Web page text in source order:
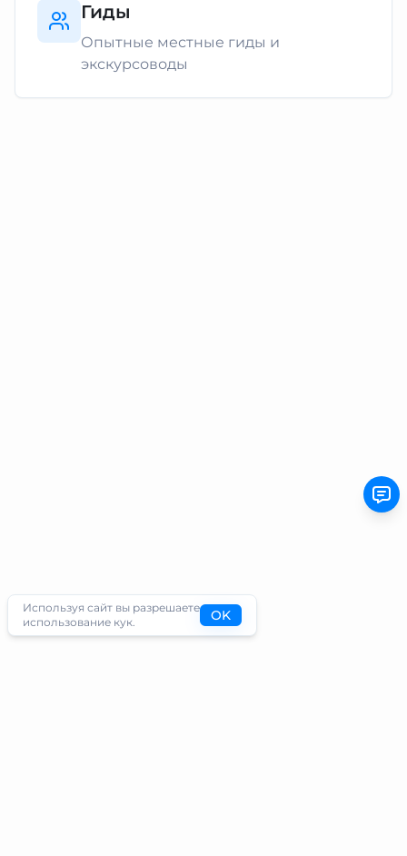
Гиды
Опытные местные гиды и
экскурсоводы
Используя сайт вы разрешаете
использование кук.
OK